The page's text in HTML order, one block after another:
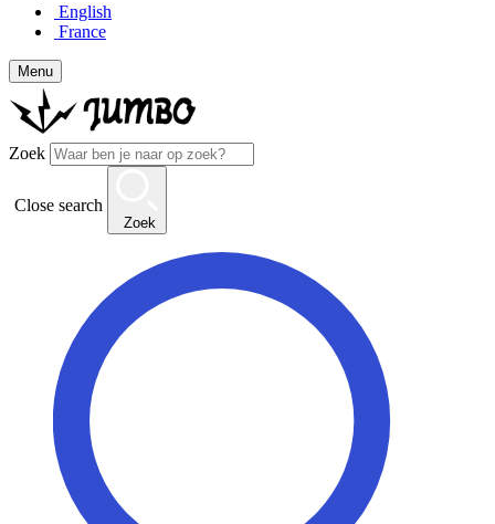
English
France
Menu
Zoek
Close search
Zoek